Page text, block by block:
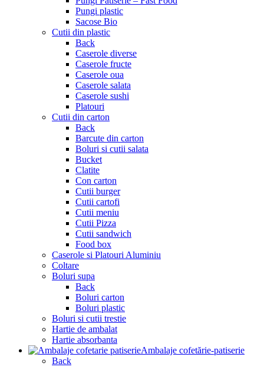
Pungi plastic
Sacose Bio
Cutii din plastic
Back
Caserole diverse
Caserole fructe
Caserole oua
Caserole salata
Caserole sushi
Platouri
Cutii din carton
Back
Barcute din carton
Boluri si cutii salata
Bucket
Clatite
Con carton
Cutii burger
Cutii cartofi
Cutii meniu
Cutii Pizza
Cutii sandwich
Food box
Caserole si Platouri Aluminiu
Coltare
Boluri supa
Back
Boluri carton
Boluri plastic
Boluri si cutii trestie
Hartie de ambalat
Hartie absorbanta
Ambalaje cofetărie-patiserie
Back